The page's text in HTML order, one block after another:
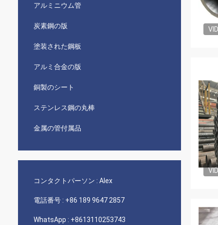
アルミニウム管
炭素鋼の版
塗装された鋼板
アルミ合金の版
銅製のシート
ステンレス鋼の丸棒
金属の管付属品
コンタクトパーソン : Alex
電話番号 : +86 189 9647 2857
WhatsApp : +8613110253743